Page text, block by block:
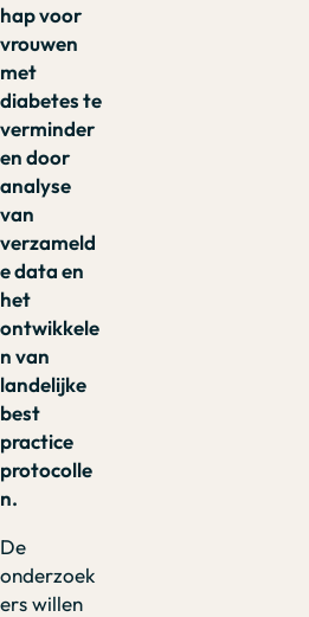
hap voor
vrouwen
met
diabetes te
verminder
en door
analyse
van
verzameld
e data en
het
ontwikkele
n van
landelijke
best
practice
protocolle
n.
De
onderzoek
ers willen